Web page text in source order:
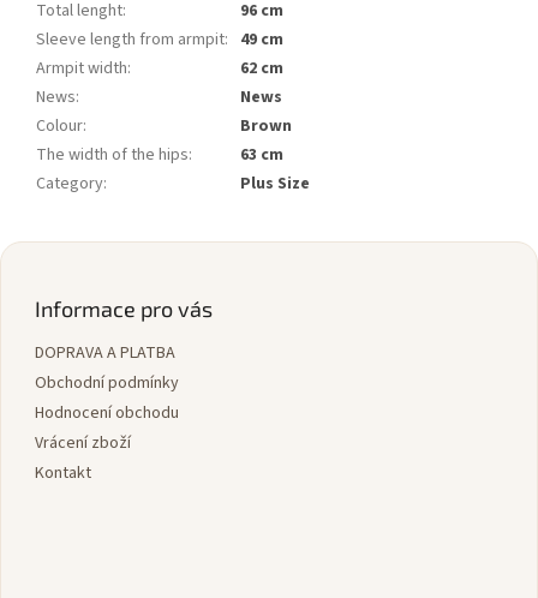
Total lenght:
96 cm
Sleeve length from armpit: 49 cm
Armpit width:
62 cm
News:
News
Colour:
Brown
The width of the hips:
63 cm
Category: Plus Size
Z
Informace pro vás
DOPRAVA A PLATBA
Obchodní podmínky
Hodnocení obchodu
Vrácení zboží
Kontakt